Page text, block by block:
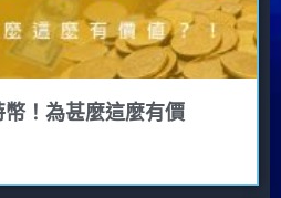
！為甚麼這麼有價